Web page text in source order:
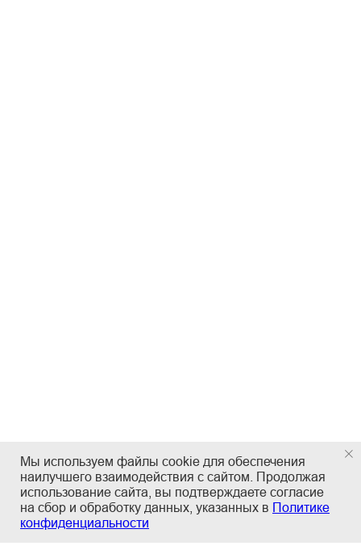
Мы используем файлы cookie для обеспечения
наилучшего взаимодействия с сайтом. Продолжая
использование сайта, вы подтверждаете согласие
на сбор и обработку данных, указанных в Политике
конфиденциальности